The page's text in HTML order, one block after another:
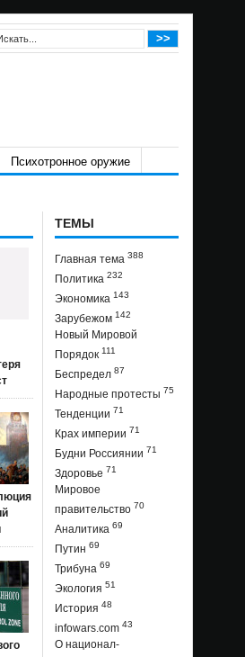
Психотронное оружие
ТЕМЫ
Главная тема 388
Политика 232
Экономика 143
Зарубежом 142
Новый Мировой
Порядок 111
Беспредел 87
Народные протесты 75
Тенденции 71
Крах империи 71
Будни Россиянии 71
Здоровье 71
Мировое
правительство 70
Аналитика 69
Путин 69
Трибуна 69
Экология 51
История 48
infowars.com 43
О национал-